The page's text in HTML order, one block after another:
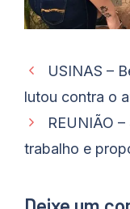
USINAS –
lutou contra o
REUNIÃO
trabalho e